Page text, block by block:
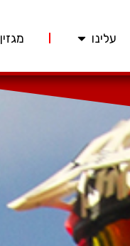
עלינו מגזין 227